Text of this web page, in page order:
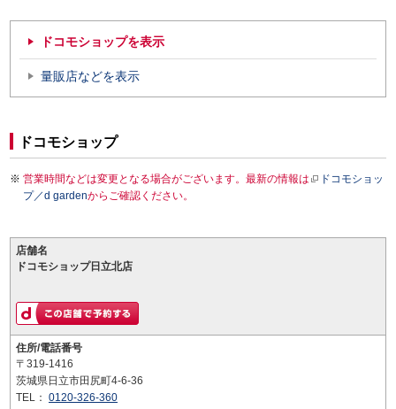
ドコモショップを表示
量販店などを表示
ドコモショップ
営業時間などは変更となる場合がございます。最新の情報は
ドコモショッ
プ／d gardenからご確認ください。
店舗名
ドコモショップ日立北店
住所/電話番号
〒319-1416
茨城県日立市田尻町4-6-36
TEL： 0120-326-360